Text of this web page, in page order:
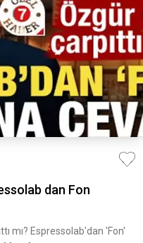
dan Fon
mı? Espressolab'dan 'Fon'